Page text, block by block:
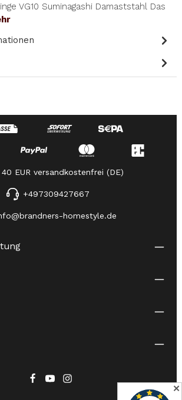
VG10 Suminagashi Damaststahl Das
EUR versandkostenfrei (DE)
+497309427667
homestyle.de
✕